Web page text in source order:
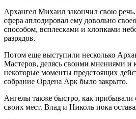
Архангел Михаил закончил свою
сфера аплодировал ему довольно
способом, всплесками и хлопками
разрядов.
Потом еще выступили несколько
Мастеров, делясь своими мнениями и
некоторые моменты предстоящих
собрание Ордена Арк было закрыто.
Ангелы также быстро, как прибывали
своих мест. Влад и Николь пока